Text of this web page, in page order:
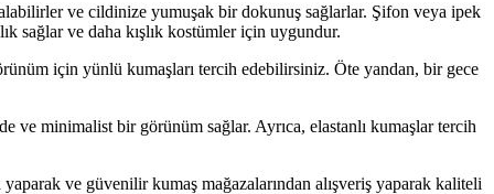
ve cildinize yumuşak bir dokunuş sağlarlar. Şifon veya ipek
sağlar ve daha kışlık kostümler için uygundur.
için yünlü kumaşları tercih edebilirsiniz. Öte yandan, bir gece
ve minimalist bir görünüm sağlar. Ayrıca, elastanlı kumaşlar tercih
ve güvenilir kumaş mağazalarından alışveriş yaparak kaliteli